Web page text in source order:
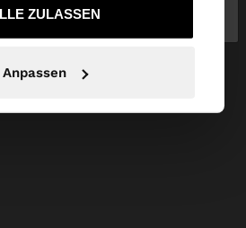
ZULASSEN
Anpassen
zu United States